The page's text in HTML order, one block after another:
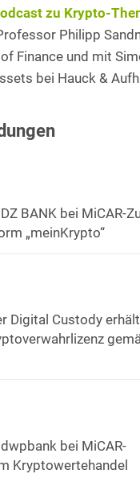
zu Krypto-
Philipp
Finance und mit
bei Hauck &
BANK bei MiCAR-
„meinKrypto“
Digital Custody erhält
bei MiCAR-
Kryptowertehandel